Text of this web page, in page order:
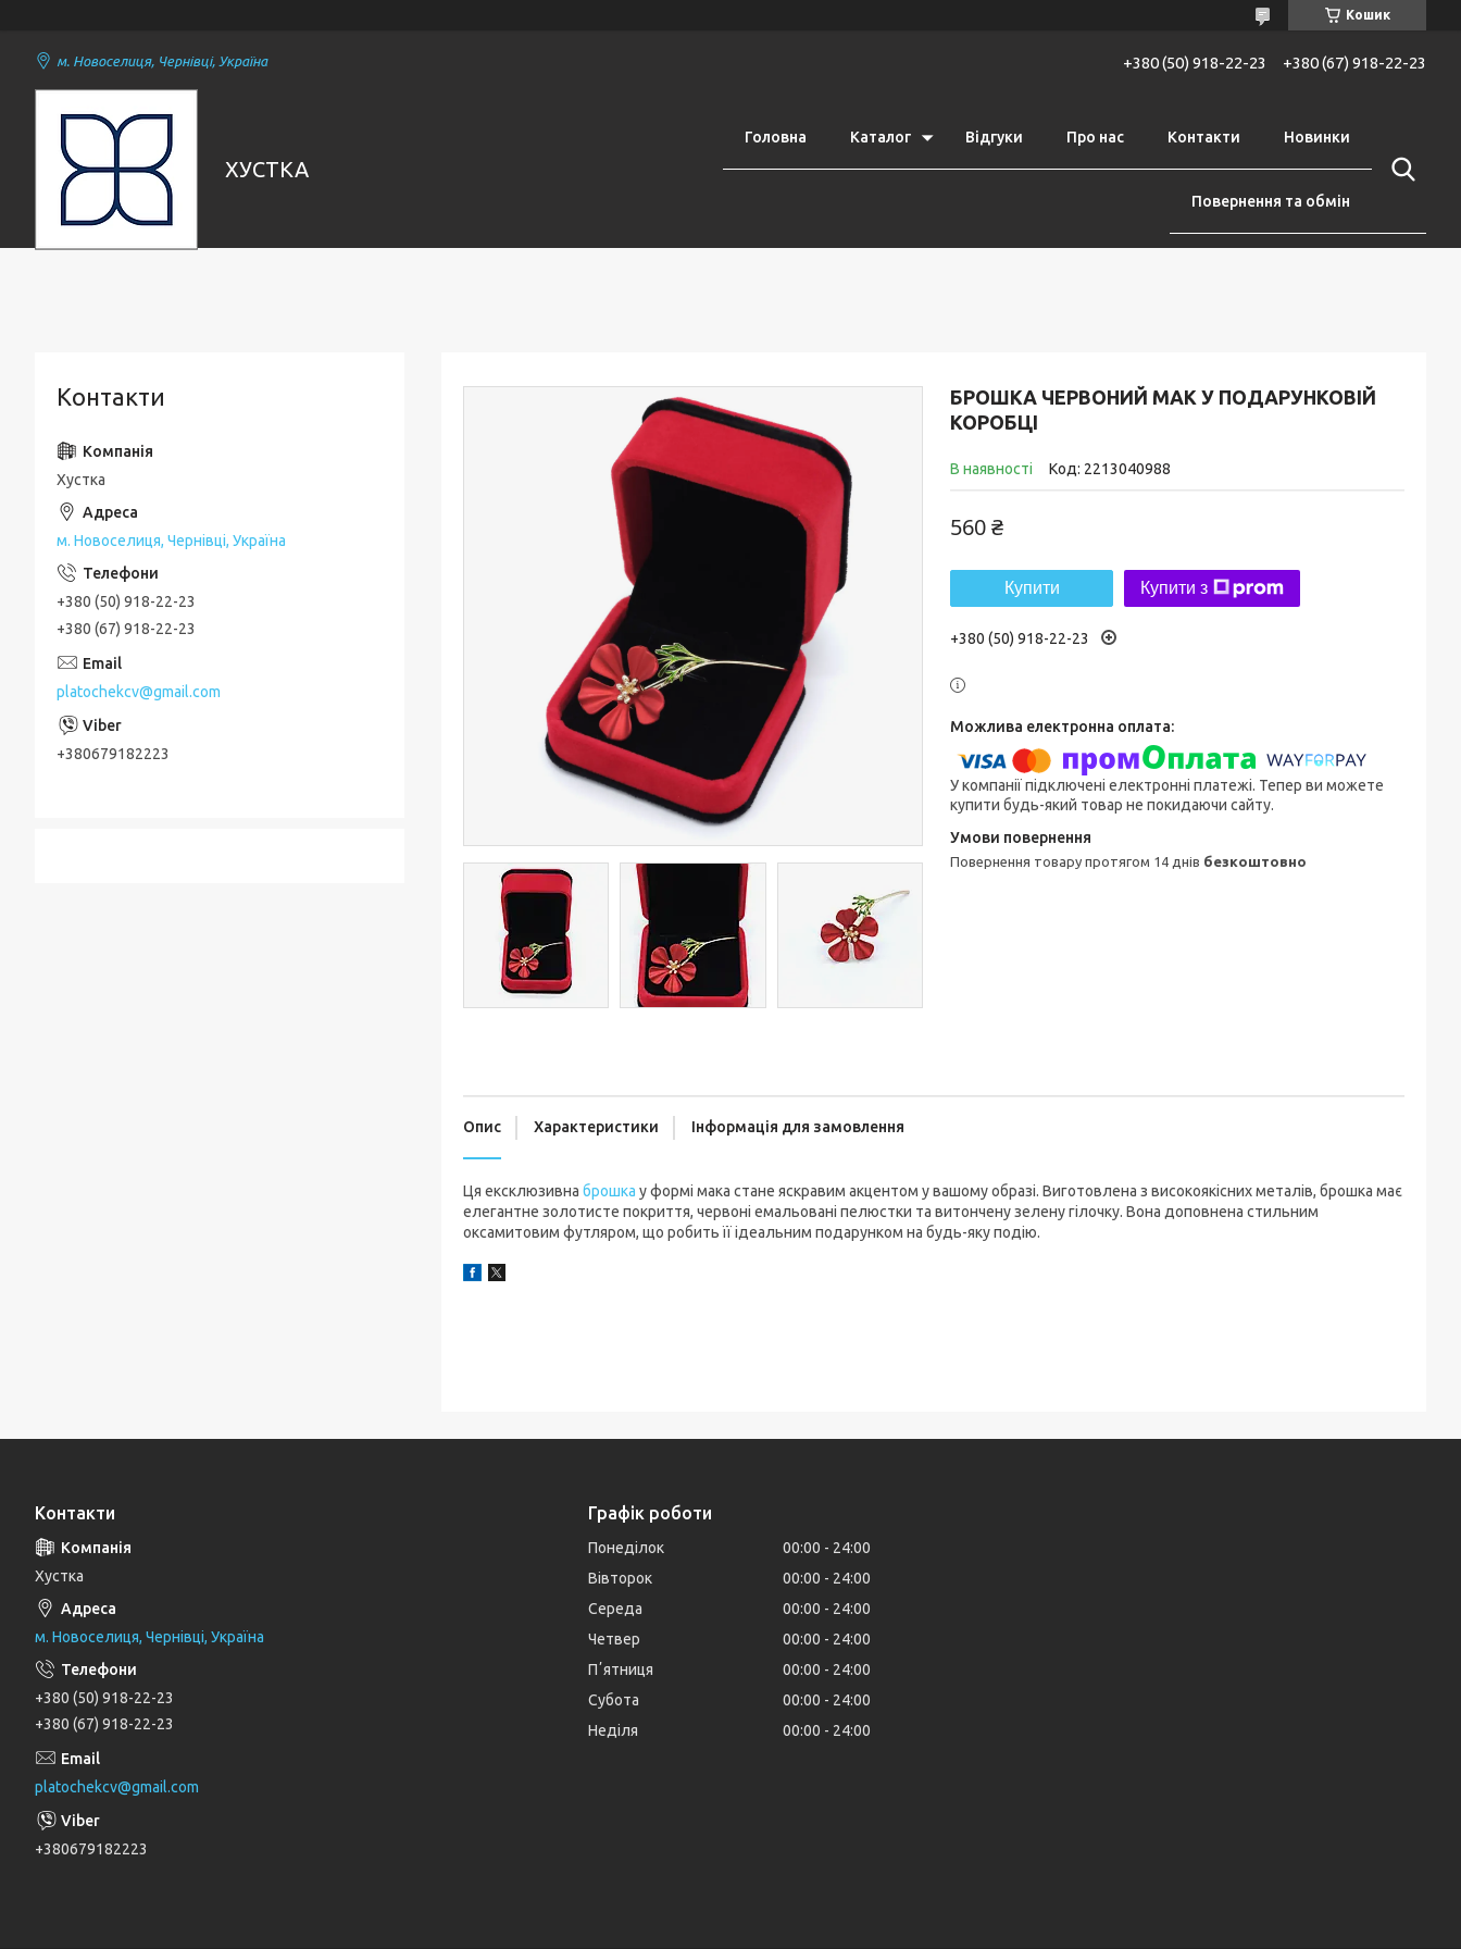
Кошик
м. Новоселиця, Чернівці, Україна +380 (50) 918-22-23 +380 (67) 918-22-23
ХУСТКА
Головна Каталог Відгуки Про нас Контакти Новинки
Повернення та обмін
БРОШКА ЧЕРВОНИЙ МАК У ПОДАРУНКОВІЙ
КОРОБЦІ
В наявності Код: 2213040988
560 ₴
Купити Купити з
+380 (50) 918-22-23
У компанії підключені електронні платежі. Тепер ви можете
купити будь-який товар не покидаючи сайту.
повернення товару протягом 14 днів безкоштовно
Опис Характеристики Інформація для замовлення
Ця ексклюзивна брошка у формі мака стане яскравим акцентом у вашому образі. Виготовлена з високоякісних металів, брошка має
елегантне золотисте покриття, червоні емальовані пелюстки та витончену зелену гілочку. Вона доповнена стильним
оксамитовим футляром, що робить її ідеальним подарунком на будь-яку подію.
Контакти
Хустка
м. Новоселиця, Чернівці, Україна
+380 (50) 918-22-23
+380 (67) 918-22-23
platochekcv@gmail.com
+380679182223
Контакти
Хустка
м. Новоселиця, Чернівці, Україна
+380 (50) 918-22-23
+380 (67) 918-22-23
platochekcv@gmail.com
+380679182223
Графік роботи
Понеділок 00:00
24:00
Вівторок
00:00
24:00
Середа
00:00
24:00
Четвер
00:00
24:00
Пʼятниця
00:00
24:00
Субота
00:00
24:00
Неділя
00:00 24:00